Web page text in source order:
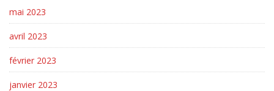
mai 2023
avril 2023
février 2023
janvier 2023